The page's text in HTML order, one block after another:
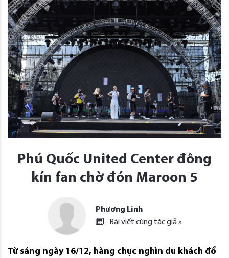
Phú Quốc United Center đông
kín fan chờ đón Maroon 5
Phương Linh
Bài viết cùng tác giả »
Từ sáng ngày 16/12, hàng chục nghìn du khách đổ